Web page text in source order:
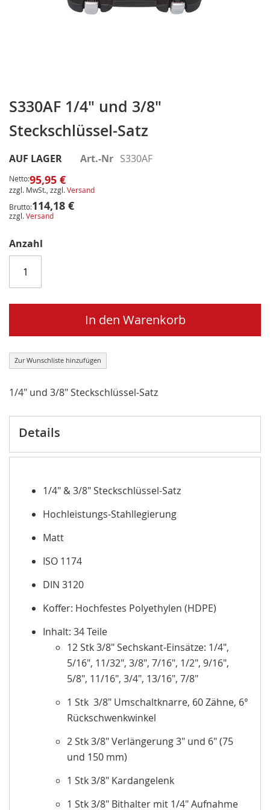
S330AF 1/4" und 3/8"
Steckschlüssel-Satz
AUF LAGER Art.-Nr S330AF
Netto:95,95 €
zzgl. MwSt., zzgl.Versand
Brutto:114,18 €
zzgl.Versand
Anzahl
In den Warenkorb
Zur Wunschliste hinzufügen
1/4" und 3/8" Steckschlüssel-Satz
Anfang
der
Bildergalerie
Details
1/4" & 3/8" Steckschlüssel-Satz
Hochleistungs-Stahllegierung
Matt
ISO 1174
DIN 3120
Koffer: Hochfestes Polyethylen (HDPE)
Inhalt: 34 Teile
12 Stk 3/8" Sechskant-Einsätze: 1/4",
5/16", 11/32", 3/8", 7/16", 1/2", 9/16",
5/8", 11/16", 3/4", 13/16", 7/8"
1 Stk 3/8" Umschaltknarre, 60 Zähne, 6°
Rückschwenkwinkel
2 Stk 3/8" Verlängerung 3" und 6" (75
und 150 mm)
1 Stk 3/8" Kardangelenk
1 Stk 3/8" Bithalter mit 1/4" Aufnahme